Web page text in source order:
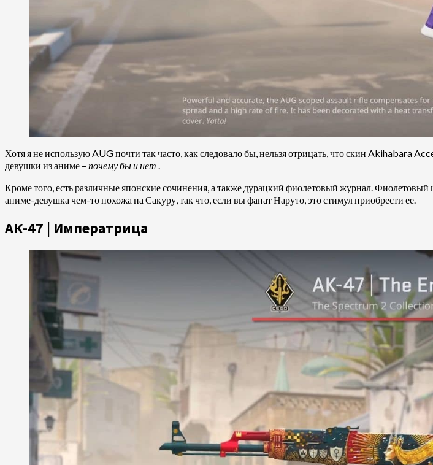
Хотя я не использую AUG почти так часто, как следовало бы, нельзя отрицать, что скин Akihabara
девушки из аниме – почему бы и нет
Кроме того, есть различные японские сочинения, а также дурацкий фиолетовый журнал.
аниме-девушка чем-то похожа на Сакуру, так что, если вы фанат Наруто, это стимул приобрести ее.
АК-47 | Императрица